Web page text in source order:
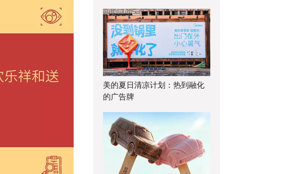
美的夏日清凉计划：热到融化
的广告牌